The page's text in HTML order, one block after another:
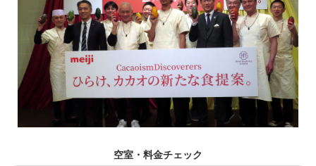
空室・料金チェック